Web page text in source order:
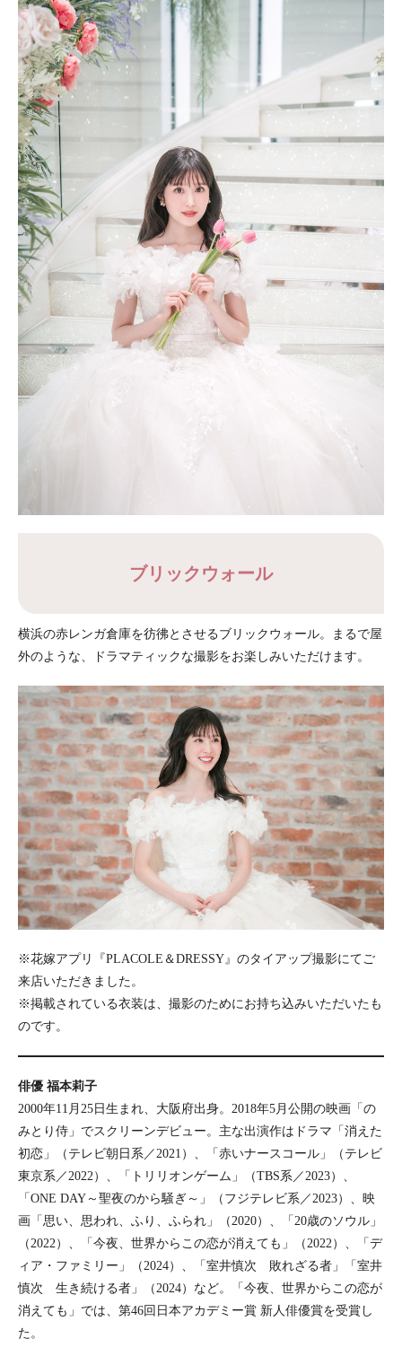
ブリックウォール
横浜の赤レンガ倉庫を彷彿とさせるブリックウォール。まるで屋
外のような、ドラマティックな撮影をお楽しみいただけます。
※花嫁アプリ『PLACOLE＆DRESSY』のタイアップ撮影にてご
来店いただきました。
※掲載されている衣装は、撮影のためにお持ち込みいただいたも
のです。
俳優 福本莉子
2000年11月25日生まれ、大阪府出身。2018年5月公開の映画「の
みとり侍」でスクリーンデビュー。主な出演作はドラマ「消えた
初恋」（テレビ朝日系／2021）、「赤いナースコール」（テレビ
東京系／2022）、「トリリオンゲーム」（TBS系／2023）、
「ONE DAY～聖夜のから騒ぎ～」（フジテレビ系／2023）、映
画「思い、思われ、ふり、ふられ」（2020）、「20歳のソウル」
（2022）、「今夜、世界からこの恋が消えても」（2022）、「デ
ィア・ファミリー」（2024）、「室井慎次 敗れざる者」「室井
慎次 生き続ける者」（2024）など。「今夜、世界からこの恋が
消えても」では、第46回日本アカデミー賞 新人俳優賞を受賞し
た。